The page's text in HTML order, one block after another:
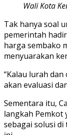
Wali Kota
Tak hanya soal
pemerintah
harga sembako
menyuarakan
“Kalau lurah
akan evaluasi
Sementara itu,
langkah Pemkot
sebagai solusi